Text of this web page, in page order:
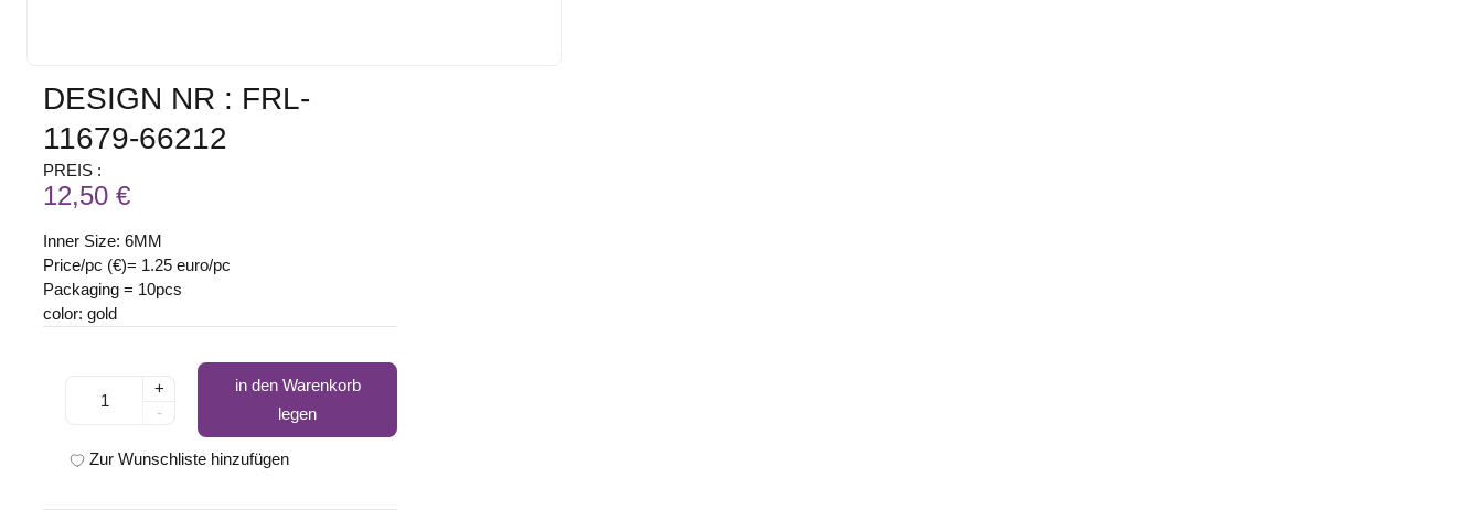
DESIGN NR : FRL-
11679-66212
PREIS :
12,50 €
Inner Size: 6MM
Price/pc (€)= 1.25 euro/pc
Packaging = 10pcs
color: gold
+
-
in den Warenkorb
legen
Zur Wunschliste hinzufügen